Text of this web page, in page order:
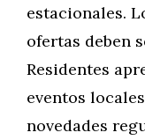
estacionales.
ofertas deben
Residentes
eventos
novedades